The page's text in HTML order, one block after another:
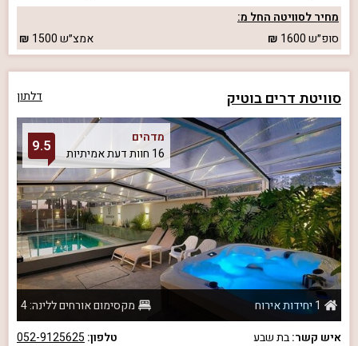
מחיר לסוויטה החל מ:
סופ״ש1600 אמצ״ש1500
סוויטת דרים בוטיק דלתון
מדהים
16 חוות דעת אמיתיות
9.5
1 יחידות אירוח
מקסימום אורחים ללינה: 4
איש קשר:בת שבע טלפון: 052-9125625